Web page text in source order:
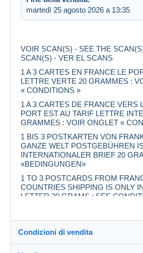
martedì 25 agosto 2026 a 13:35
VOIR SCAN(S) - SEE THE
SCAN(S) - VER EL SCANS
1 A 3 CARTES EN FRANCE LE
LETTRE VERTE 20 GRAMMES :
« CONDITIONS »
1 A 3 CARTES DE FRANCE VERS
PORT EST AU TARIF LETTRE
GRAMMES : VOIR ONGLET «
1 BIS 3 POSTKARTEN VON
GANZE WELT POSTGEBÜHREN
INTERNATIONALER BRIEF 20
«BEDINGUNGEN»
1 TO 3 POSTCARDS FROM
COUNTRIES SHIPPING IS ONLY
LETTER 20 GRAMS : SEE
AUTRE POIDS VOIR ONGLET «
OTHER WEIGHT SEE
Condizioni di vendita